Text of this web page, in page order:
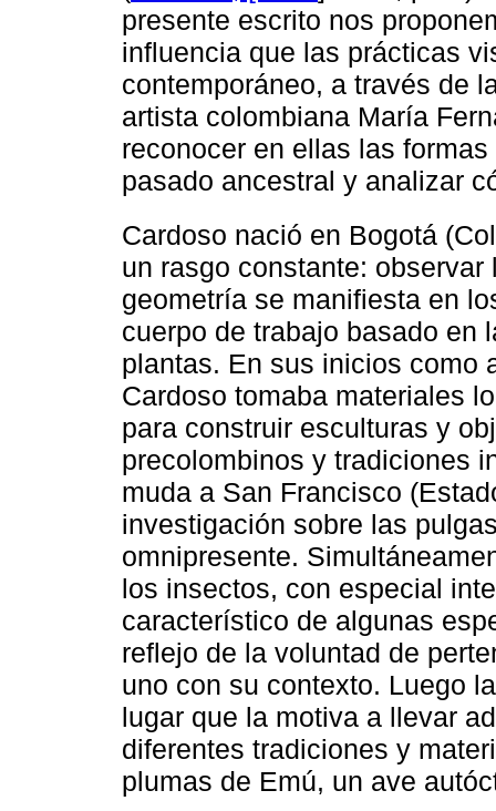
presente escrito nos
influencia que las prácticas
contemporáneo, a través de
artista colombiana María
reconocer en ellas las formas
pasado ancestral y analizar
Cardoso nació en Bogotá
un rasgo constante:
geometría se manifiesta en
cuerpo de trabajo basado en
plantas. En sus inicios como
Cardoso tomaba materiales
para construir esculturas y
precolombinos y tradiciones
muda a San Francisco
investigación sobre las
omnipresente.
los insectos, con especial
característico de algunas
reflejo de la voluntad de
uno con su contexto. Luego
lugar que la motiva a llevar
diferentes tradiciones y
plumas de Emú, un ave